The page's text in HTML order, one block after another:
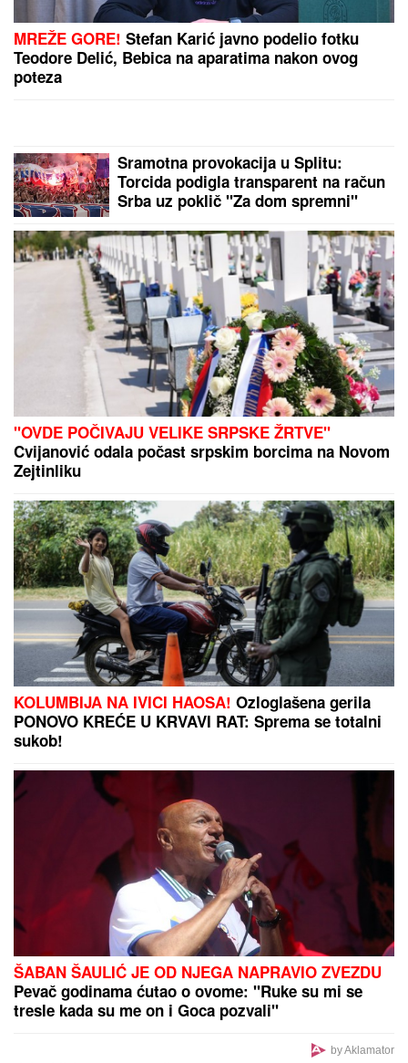
MREŽE GORE! Stefan Karić javno podelio fotku
Teodore Delić, Bebica na aparatima nakon ovog
poteza
Sramotna provokacija u Splitu:
Torcida podigla transparent na račun
Srba uz poklič "Za dom spremni"
"OVDE POČIVAJU VELIKE SRPSKE ŽRTVE"
Cvijanović odala počast srpskim borcima na Novom
Zejtinliku
KOLUMBIJA NA IVICI HAOSA! Ozloglašena gerila
PONOVO KREĆE U KRVAVI RAT: Sprema se totalni
sukob!
ŠABAN ŠAULIĆ JE OD NJEGA NAPRAVIO ZVEZDU
Pevač godinama ćutao o ovome: "Ruke su mi se
tresle kada su me on i Goca pozvali"
by Aklamator